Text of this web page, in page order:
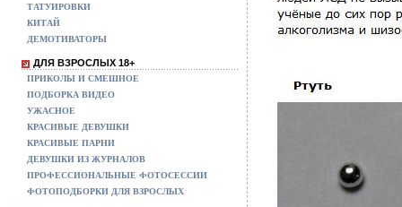
ТАТУИРОВКИ
КИТАЙ
ДЕМОТИВАТОРЫ
ДЛЯ ВЗРОСЛЫХ 18+
ПРИКОЛЫ И СМЕШНОЕ
ПОДБОРКА ВИДЕО
УЖАСНОЕ
КРАСИВЫЕ ДЕВУШКИ
КРАСИВЫЕ ПАРНИ
ДЕВУШКИ ИЗ ЖУРНАЛОВ
ПРОФЕССИОНАЛЬНЫЕ ФОТОСЕССИИ
ФОТОПОДБОРКИ ДЛЯ ВЗРОСЛЫХ